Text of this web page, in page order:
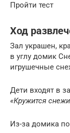
Пройти тест
Ход
Зал украшен,
в углу домик
игрушечные
Дети входят в
«Кружится
Из-за домика